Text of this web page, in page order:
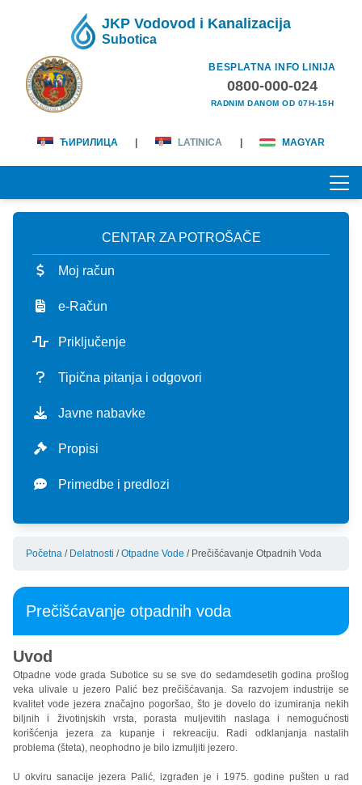
JKP Vodovod i Kanalizacija
Subotica
BESPLATNA INFO LINIJA
0800-000-024
RADNIM DANOM OD 07H-15H
ЋИРИЛИЦА LATINICA MAGYAR
POČETNA
O NAMA
lična karta
KORISNICI
cenovnik usluga
separat
DELATNOSTI
vodosnabdevanje
otpadne vode
UPRAVLJANJE
investicije
finansije
STANDARDI
integrisani menadžment sistem (ims)
CENTAR ZA POTROŠAČE
Moj račun
e-Račun
Priključenje
Tipična pitanja i odgovori
Javne nabavke
Propisi
Primedbe i predlozi
Početna / Delatnosti / Otpadne Vode / Prečišćavanje Otpadnih Voda
Prečišćavanje otpadnih voda
Uvod
Otpadne vode grada Subotice su se sve do sedamdesetih godina prošlog
veka ulivale u jezero Palić bez prečišćavanja. Sa razvojem industrije se
kvalitet vode jezera značajno pogoršao, što je dovelo do izumiranja nekih
biljnih i životinjskih vrsta, porasta muljevitih naslaga i nemogućnosti
korišćenja jezera za kupanje i rekreaciju. Radi odklanjanja nastalih
problema (šteta), neophodno je bilo izmuljiti jezero.
U okviru sanacije jezera Palić, izgrađen je i 1975. godine pušten u rad